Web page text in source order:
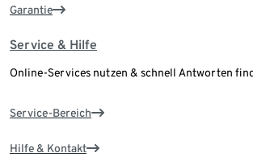
Garantie
Service & Hilfe
Online-Services nutzen & schnell Antworten
Service-Bereich
Hilfe & Kontakt